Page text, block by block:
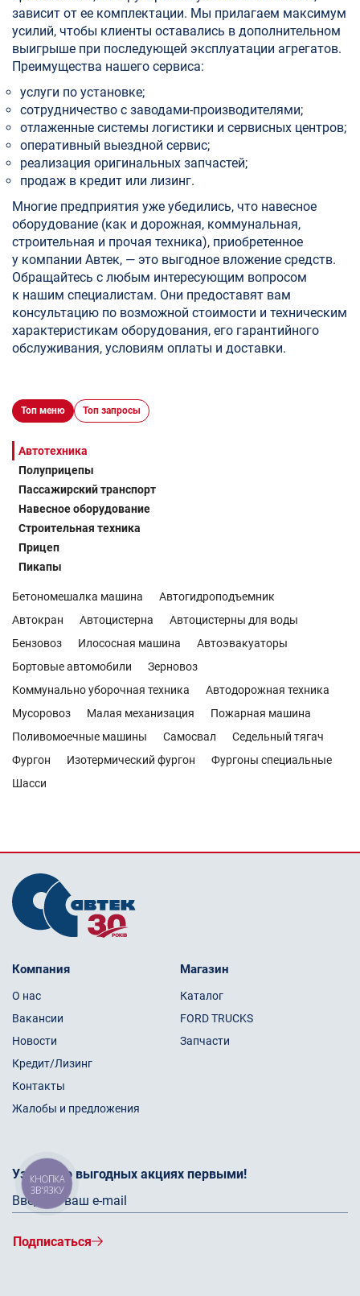
зависит от ее комплектации. Мы прилагаем максимум
усилий, чтобы клиенты оставались в дополнительном
выигрыше при последующей эксплуатации агрегатов.
Преимущества нашего сервиса:
услуги по установке;
сотрудничество с заводами-производителями;
отлаженные системы логистики и сервисных центров;
оперативный выездной сервис;
реализация оригинальных запчастей;
продаж в кредит или лизинг.
Многие предприятия уже убедились, что навесное
оборудование (как и дорожная, коммунальная,
строительная и прочая техника), приобретенное
у компании Автек, — это выгодное вложение средств.
Обращайтесь с любым интересующим вопросом
к нашим специалистам. Они предоставят вам
консультацию по возможной стоимости и техническим
характеристикам оборудования, его гарантийного
обслуживания, условиям оплаты и доставки.
Топ меню Топ запросы
Автотехника
Полуприцепы
Пассажирский транспорт
Навесное оборудование
Строительная техника
Прицеп
Пикапы
Бетономешалка машина
Автогидроподъемник
Автокран
Автоцистерна
Автоцистерны для воды
Бензовоз
Илососная машина
Автоэвакуаторы
Бортовые автомобили
Зерновоз
Коммунально уборочная техника
Автодорожная техника
Мусоровоз
Малая механизация
Пожарная машина
Поливомоечные машины
Самосвал
Седельный тягач
Фургон
Изотермический фургон
Фургоны специальные
Шасси
Компания
О нас
Вакансии
Новости
Кредит/Лизинг
Контакты
Жалобы и предложения
Магазин
Каталог
FORD TRUCKS
Запчасти
Узнайте о выгодных акциях первыми!
Подписаться
КНОПКА
ЗВ'ЯЗКУ